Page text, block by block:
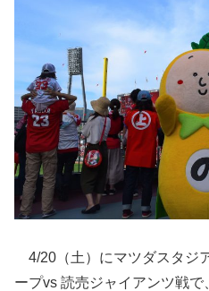
4/20（土）にマツダスタジ
ープvs 読売ジャイアンツ戦